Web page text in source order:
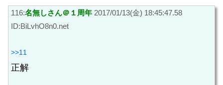
116:名無しさん＠１周年 2017/01/13(金) 18:45:47.58
ID:BiLvhO8n0.net
>>11
正解